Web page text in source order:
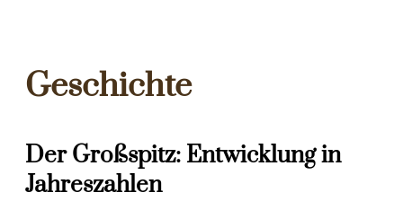
Geschichte
Der Großspitz: Entwicklung in
Jahreszahlen